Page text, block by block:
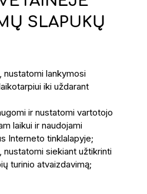
SLAPUKŲ
nustatomi lankymosi
iki uždarant
ir nustatomi vartotojo
laikui ir naudojami
Interneto tinklalapyje;
siekiant užtikrinti
turinio atvaizdavimą;